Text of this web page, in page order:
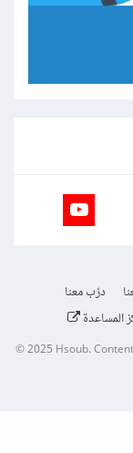
درّب معنا
المساعدة
© 2025 Hsoub.